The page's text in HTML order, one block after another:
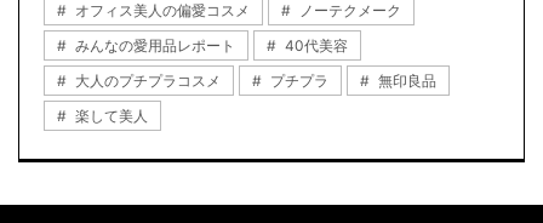
オフィス美人の偏愛コスメ
ノーテクメーク
みんなの愛用品レポート
40代美容
大人のプチプラコスメ
プチプラ
無印良品
楽して美人